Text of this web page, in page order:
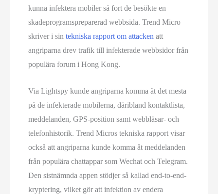
kunna infektera mobiler så fort de besökte en
skadeprogramspreparerad webbsida. Trend Micro
skriver i sintekniska rapport om attacken att
angriparna drev trafik till infekterade webbsidor från
populära forum i Hong Kong.
Via Lightspy kunde angriparna komma åt det mesta
på de infekterade mobilerna, däribland kontaktlista,
meddelanden, GPS-position samt webbläsar- och
telefonhistorik. Trend Micros tekniska rapport visar
också att angriparna kunde komma åt meddelanden
från populära chattappar som Wechat och Telegram.
Den sistnämnda appen stödjer så kallad end-to-end-
kryptering, vilket gör att infektion av endera